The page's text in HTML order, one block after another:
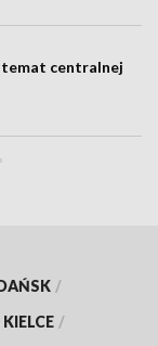
temat centralnej
/
KIELCE /